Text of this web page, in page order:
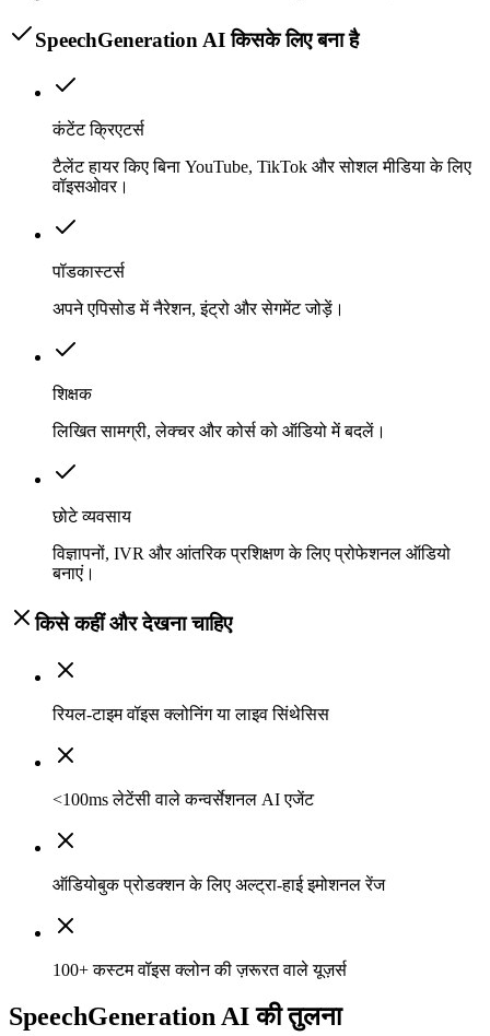
SpeechGeneration AI किसके लिए बना है
कंटेंट क्रिएटर्स
टैलेंट हायर किए बिना YouTube, TikTok और सोशल मीडिया के लिए
वॉइसओवर।
पॉडकास्टर्स
अपने एपिसोड में नैरेशन, इंट्रो और सेगमेंट जोड़ें।
शिक्षक
लिखित सामग्री, लेक्चर और कोर्स को ऑडियो में बदलें।
छोटे व्यवसाय
विज्ञापनों, IVR और आंतरिक प्रशिक्षण के लिए प्रोफेशनल ऑडियो
बनाएं।
किसे कहीं और देखना चाहिए
रियल-टाइम वॉइस क्लोनिंग या लाइव सिंथेसिस
<100ms लेटेंसी वाले कन्वर्सेशनल AI एजेंट
ऑडियोबुक प्रोडक्शन के लिए अल्ट्रा-हाई इमोशनल रेंज
100+ कस्टम वॉइस क्लोन की ज़रूरत वाले यूज़र्स
SpeechGeneration AI की तुलना